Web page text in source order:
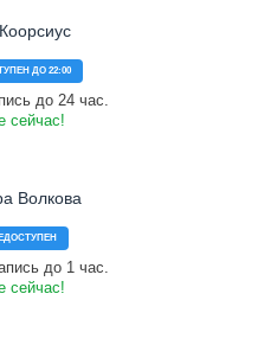
ДО 22:00
до 24 час.
сейчас!
Волкова
до 1 час.
сейчас!